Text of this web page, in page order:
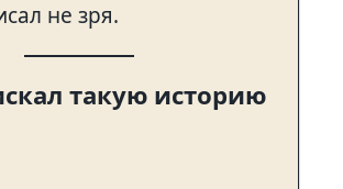
не зря.
такую историю